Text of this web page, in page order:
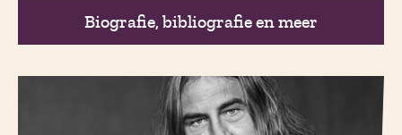
Biografie, bibliografie en meer